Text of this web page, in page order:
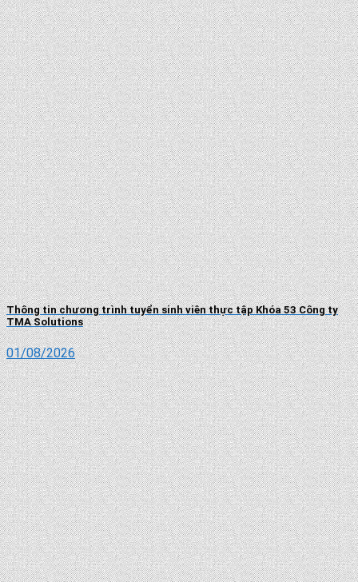
Thông tin chương trình tuyển sinh viên thực tập Khóa 53 Công ty
TMA Solutions
01/08/2026